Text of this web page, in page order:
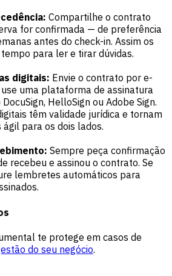
Compartilhe o contrato
for confirmada — de preferência
antes do check-in. Assim os
para ler e tirar dúvidas.
digitais: Envie o contrato por e-
use uma plataforma de assinatura
HelloSign ou Adobe Sign.
têm validade jurídica e tornam
para os dois lados.
Sempre peça confirmação
recebeu e assinou o contrato. Se
lembretes automáticos para
te protege em casos de
do seu negócio.